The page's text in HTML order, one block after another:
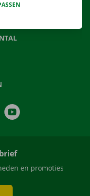
LinkedIn
en promoties